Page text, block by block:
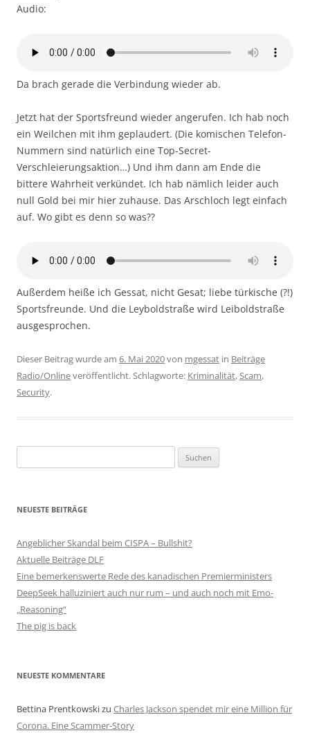
Audio:
Da brach gerade die Verbindung wieder ab.
Jetzt hat der Sportsfreund wieder angerufen. Ich hab noch
ein Weilchen mit ihm geplaudert. (Die komischen Telefon-
Nummern sind natürlich eine Top-Secret-
Verschleierungsaktion…) Und ihm dann am Ende die
bittere Wahrheit verkündet. Ich hab nämlich leider auch
null Gold bei mir hier zuhause. Das Arschloch legt einfach
auf. Wo gibt es denn so was??
Außerdem heiße ich Gessat, nicht Gesat; liebe türkische (?!)
Sportsfreunde. Und die Leyboldstraße wird Leiboldstraße
ausgesprochen.
Dieser Beitrag wurde am 6. Mai 2020von mgessat in Beiträge
Radio/Onlineveröffentlicht. Schlagworte: Kriminalität,Scam,
Security.
nach:
NEUESTE BEITRÄGE
Angeblicher Skandal beim CISPA – Bullshit?
Aktuelle Beiträge DLF
Eine bemerkenswerte Rede des kanadischen Premierministers
DeepSeek halluziniert auch nur rum – und auch noch mit Emo-
„Reasoning“
The pig is back
NEUESTE KOMMENTARE
Bettina Prentkowskizu Charles Jackson spendet mir eine Million für
Corona. Eine Scammer-Story